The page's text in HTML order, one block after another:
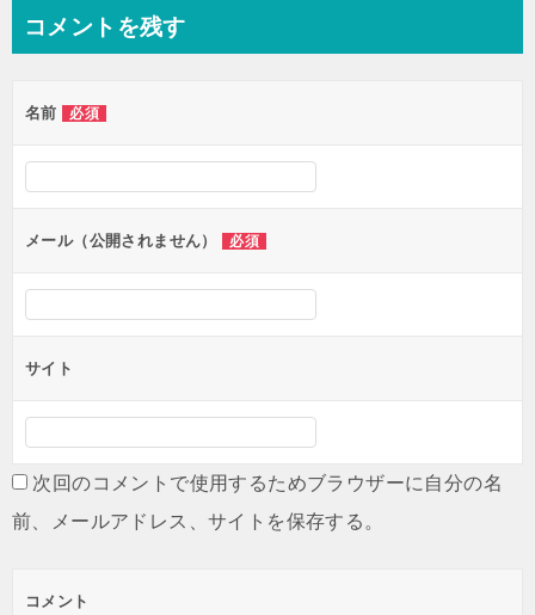
ビ
ー
シ
ン
コメントを残す
名前 必須
メール（公開されません） 必須
サイト
次回のコメントで使用するためブラウザーに自分の名
前、メールアドレス、サイトを保存する。
コメント